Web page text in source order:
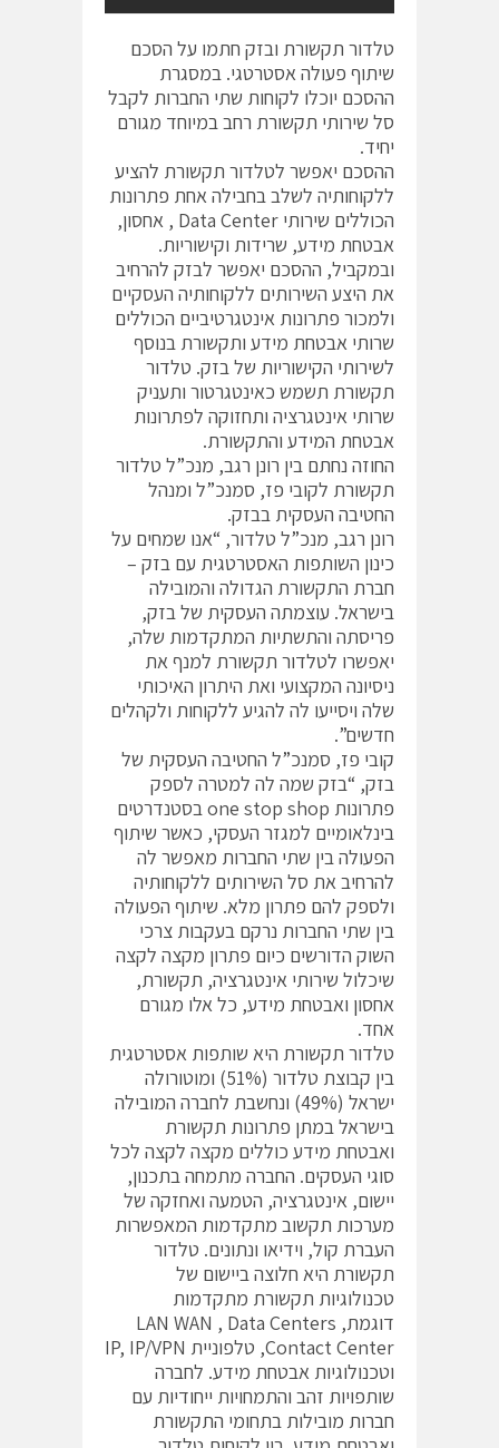
טלדור תקשורת ובזק חתמו על הסכם
שיתוף פעולה אסטרטגי. במסגרת
ההסכם יוכלו לקוחות שתי החברות לקבל
סל שירותי תקשורת רחב במיוחד מגורם
יחיד.
ההסכם יאפשר לטלדור תקשורת להציע
ללקוחותיה לשלב בחבילה אחת פתרונות
הכוללים שירותי Data Center , אחסון,
אבטחת מידע, שרידות וקישוריות.
ובמקביל, ההסכם יאפשר לבזק להרחיב
את היצע השירותים ללקוחותיה העסקיים
ולמכור פתרונות אינטגרטיביים הכוללים
שרותי אבטחת מידע ותקשורת בנוסף
לשירותי הקישוריות של בזק. טלדור
תקשורת תשמש כאינטגרטור ותעניק
שרותי אינטגרציה ותחזוקה לפתרונות
אבטחת המידע והתקשורת.
החוזה נחתם בין רונן רגב, מנכ”ל טלדור
תקשורת לקובי פז, סמנכ”ל ומנהל
החטיבה העסקית בבזק.
רונן רגב, מנכ”ל טלדור, “אנו שמחים על
כינון השותפות האסטרטגית עם בזק –
חברת התקשורת הגדולה והמובילה
בישראל. עוצמתה העסקית של בזק,
פריסתה והתשתיות המתקדמות שלה,
יאפשרו לטלדור תקשורת למנף את
ניסיונה המקצועי ואת היתרון האיכותי
שלה ויסייעו לה להגיע ללקוחות ולקהלים
חדשים”.
קובי פז, סמנכ”ל החטיבה העסקית של
בזק, “בזק שמה לה למטרה לספק
פתרונות one stop shop בסטנדרטים
בינלאומיים למגזר העסקי, כאשר שיתוף
הפעולה בין שתי החברות מאפשר לה
להרחיב את סל השירותים ללקוחותיה
ולספק להם פתרון מלא. שיתוף הפעולה
בין שתי החברות נרקם בעקבות צרכי
השוק הדורשים כיום פתרון מקצה לקצה
שיכלול שירותי אינטגרציה, תקשורת,
אחסון ואבטחת מידע, כל אלו מגורם
אחד.
טלדור תקשורת היא שותפות אסטרטגית
בין קבוצת טלדור (51%) ומוטורולה
ישראל (49%) ונחשבת לחברה המובילה
בישראל במתן פתרונות תקשורת
ואבטחת מידע כוללים מקצה לקצה לכל
סוגי העסקים. החברה מתמחה בתכנון,
יישום, אינטגרציה, הטמעה ואחזקה של
מערכות תקשוב מתקדמות המאפשרות
העברת קול, וידיאו ונתונים. טלדור
תקשורת היא חלוצה ביישום של
טכנולוגיות תקשורת מתקדמות
דוגמתLAN WAN , Data Centers ,
Contact Center, טלפוניית IP, IP/VPN
וטכנולוגיות אבטחת מידע. לחברה
שותפויות זהב והתמחויות ייחודיות עם
חברות מובילות בתחומי התקשורת